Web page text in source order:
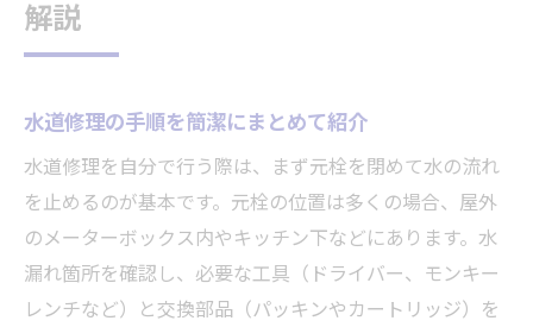
解説
水道修理の手順を簡潔にまとめて紹介
水道修理を自分で行う際は、まず元栓を閉めて水の流れ
を止めるのが基本です。元栓の位置は多くの場合、屋外
のメーターボックス内やキッチン下などにあります。水
漏れ箇所を確認し、必要な工具（ドライバー、モンキー
レンチなど）と交換部品（パッキンやカートリッジ）を